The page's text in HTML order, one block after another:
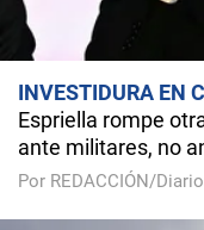
INVESTIDURA EN
Espriella rompe
ante militares, no
Por REDACCIÓN/